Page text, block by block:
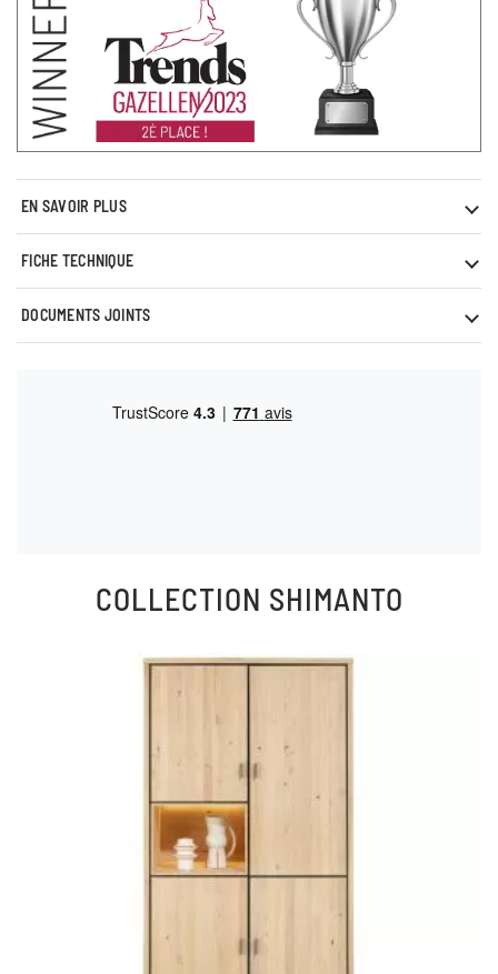
EN SAVOIR PLUS
FICHE TECHNIQUE
DOCUMENTS JOINTS
COLLECTION SHIMANTO